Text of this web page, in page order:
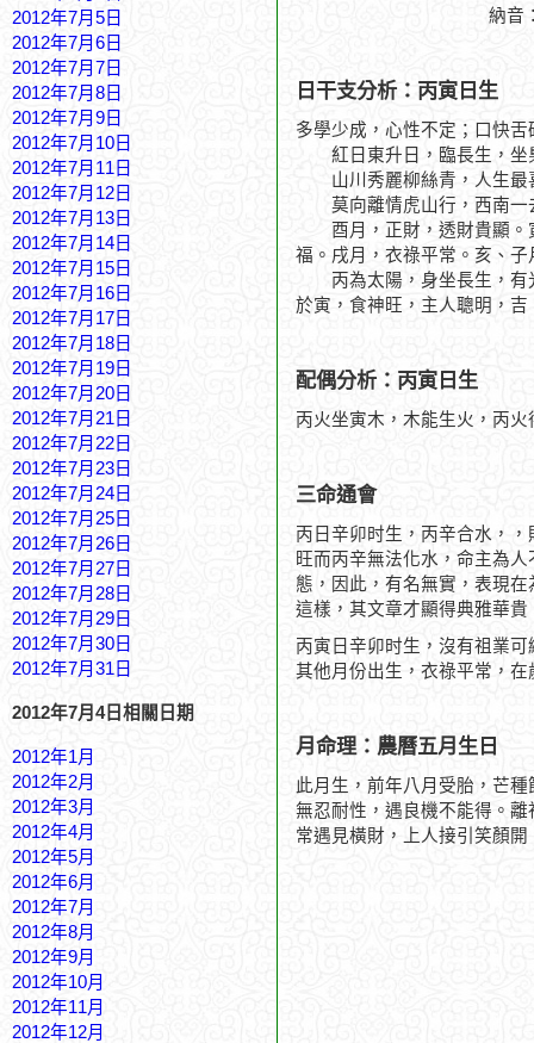
2012年7月5日
2012年7月6日
2012年7月7日
2012年7月8日
2012年7月9日
2012年7月10日
2012年7月11日
2012年7月12日
2012年7月13日
2012年7月14日
2012年7月15日
2012年7月16日
2012年7月17日
2012年7月18日
2012年7月19日
2012年7月20日
2012年7月21日
2012年7月22日
2012年7月23日
2012年7月24日
2012年7月25日
2012年7月26日
2012年7月27日
2012年7月28日
2012年7月29日
2012年7月30日
2012年7月31日
2012年7月4日相關日期
2012年1月
2012年2月
2012年3月
2012年4月
2012年5月
2012年6月
2012年7月
2012年8月
2012年9月
2012年10月
2012年11月
2012年12月
納音
日干支分析：丙寅日生
多學少成，心性不定；口快
紅日東升日，臨長生，坐
山川秀麗柳絲青，人生最
莫向離情虎山行，西南一
酉月，正財，透財貴顯。
福。戌月，衣祿平常。亥、
丙為太陽，身坐長生，有
於寅，食神旺，主人聰明，
配偶分析：丙寅日生
丙火坐寅木，木能生火，丙
三命通會
丙日辛卯时生，丙辛合水，
旺而丙辛無法化水，命主為
態，因此，有名無實，表現
這樣，其文章才顯得典雅華貴
丙寅日辛卯时生，沒有祖業
其他月份出生，衣祿平常，在
月命理：農曆五月生日
此月生，前年八月受胎，芒
無忍耐性，遇良機不能得。
常遇見橫財，上人接引笑顏